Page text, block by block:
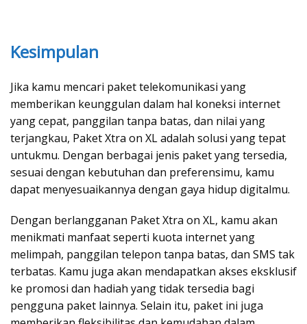
Kesimpulan
Jika kamu mencari paket telekomunikasi yang
memberikan keunggulan dalam hal koneksi internet
yang cepat, panggilan tanpa batas, dan nilai yang
terjangkau, Paket Xtra on XL adalah solusi yang tepat
untukmu. Dengan berbagai jenis paket yang tersedia,
sesuai dengan kebutuhan dan preferensimu, kamu
dapat menyesuaikannya dengan gaya hidup digitalmu.
Dengan berlangganan Paket Xtra on XL, kamu akan
menikmati manfaat seperti kuota internet yang
melimpah, panggilan telepon tanpa batas, dan SMS tak
terbatas. Kamu juga akan mendapatkan akses eksklusif
ke promosi dan hadiah yang tidak tersedia bagi
pengguna paket lainnya. Selain itu, paket ini juga